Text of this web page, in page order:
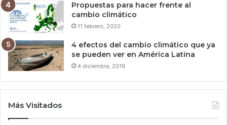
Propuestas para hacer frente al
cambio climático
11 febrero, 2020
4 efectos del cambio climático que ya
se pueden ver en América Latina
4 diciembre, 2019
Más Visitados